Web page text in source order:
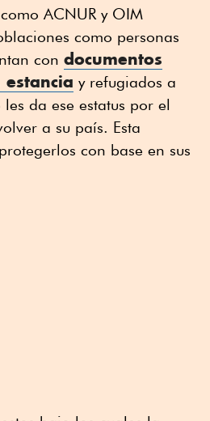
ACNUR y OIM
como personas
con documentos
y refugiados a
da ese estatus por el
a su país. Esta
con base en sus